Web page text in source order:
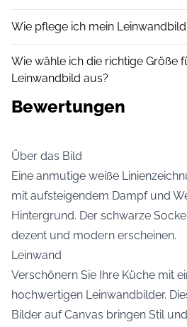
Wie pflege ich mein
Wie wähle ich die richtige Größe
Leinwandbild aus?
Bewertungen
Über das Bild
Eine anmutige weiße
mit aufsteigendem Dampf und
Hintergrund. Der schwarze
dezent und modern erscheinen.
Leinwand
Verschönern Sie Ihre Küche mit
hochwertigen Leinwandbilder.
Bilder auf Canvas bringen Stil